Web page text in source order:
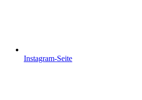
Instagram-Seite